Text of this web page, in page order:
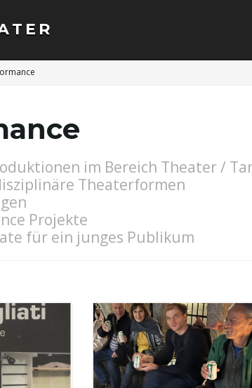
im Bereich Theater /
Theaterformen
Projekte
für ein junges Publikum